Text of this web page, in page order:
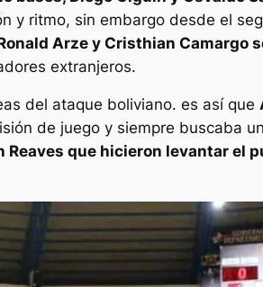
y ritmo, sin embargo desde el
Arze y Cristhian Camargo
extranjeros.
del ataque boliviano. es así que
de juego y siempre buscaba
que hicieron levantar el